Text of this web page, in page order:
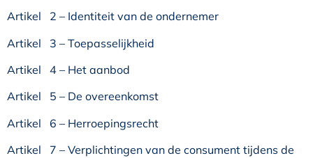
Artikel 2 – Identiteit van de ondernemer
Artikel 3 – Toepasselijkheid
Artikel 4 – Het aanbod
Artikel 5 – De overeenkomst
Artikel 6 – Herroepingsrecht
Artikel 7 – Verplichtingen van de consument tijdens de